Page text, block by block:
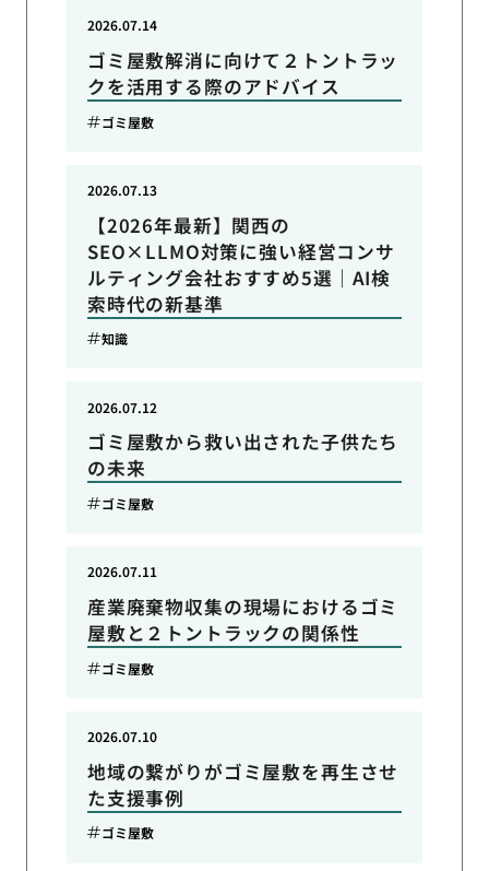
ゴミ屋敷解消に向けて２トントラッ
クを活用する際のアドバイス
2026.07.14
ゴミ屋敷
【2026年最新】関西の
SEO×LLMO対策に強い経営コンサ
ルティング会社おすすめ5選｜AI検
索時代の新基準
2026.07.13
知識
ゴミ屋敷から救い出された子供たち
の未来
2026.07.12
ゴミ屋敷
産業廃棄物収集の現場におけるゴミ
屋敷と２トントラックの関係性
2026.07.11
ゴミ屋敷
地域の繋がりがゴミ屋敷を再生させ
た支援事例
2026.07.10
ゴミ屋敷